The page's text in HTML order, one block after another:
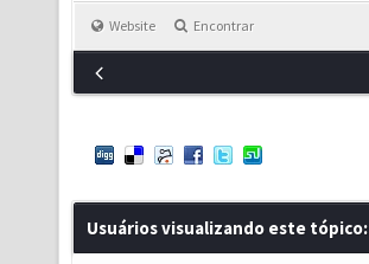
Website Encontrar
Usuários visualizando este tópico: